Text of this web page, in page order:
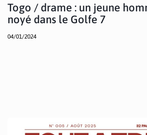
Togo / drame : un jeune
noyé dans le Golfe 7
04/01/2024